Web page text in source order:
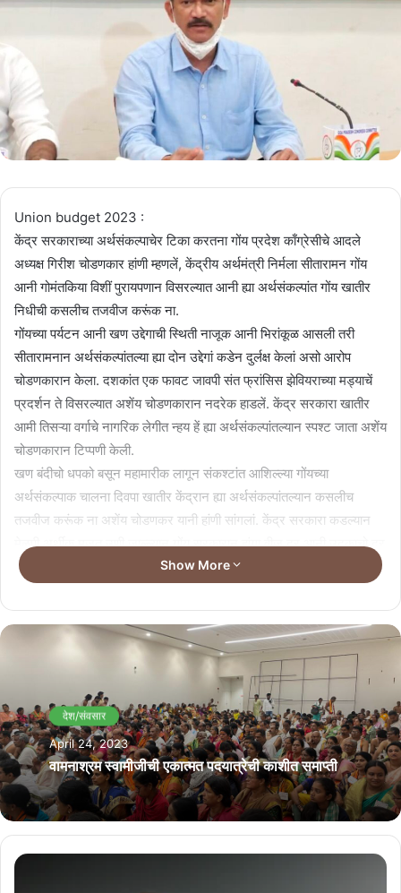
Union budget 2023 :
केंद्र सरकाराच्या अर्थसंकल्पाचेर टिका करतना गोंय प्रदेश काँग्रेसीचे आदले
अध्यक्ष गिरीश चोडणकार हांणी म्हणलें, केंद्रीय अर्थमंत्री निर्मला सीतारामन गोंय
आनी गोमंतकिया विशीं पुरायपणान विसरल्यात आनी ह्या अर्थसंकल्पांत गोंय खातीर
निधीची कसलीच तजवीज करूंक ना.
गोंयच्या पर्यटन आनी खण उद्देगाची स्थिती नाजूक आनी भिरांकूळ आसली तरी
सीतारामनान अर्थसंकल्पांतल्या ह्या दोन उद्देगां कडेन दुर्लक्ष केलां असो आरोप
चोडणकारान केला. दशकांत एक फावट जावपी संत फ्रांसिस झेवियराच्या मड्याचें
प्रदर्शन ते विसरल्यात अशेंय चोडणकारान नदरेक हाडलें. केंद्र सरकारा खातीर
आमी तिसऱ्या वर्गाचे नागरिक लेगीत न्हय हें ह्या अर्थसंकल्पांतल्यान स्पश्ट जाता अशेंय
चोडणकारान टिप्पणी केली.
खण बंदीचो धपको बसून महामारीक लागून संकश्टांत आशिल्ल्या गोंयच्या
अर्थसंकल्पाक चालना दिवपा खातीर केंद्रान ह्या अर्थसंकल्पांतल्यान कसलीच
तजवीज करूंक ना अशेंय चोडणकर यानी हांणी सांगलां. केंद्र सरकारा कडल्यान
मेळपी अर्थीक मजत उणी जाल्ल्यान गोंय सरकारान हांगा वीज दर आनी उदकाचो दर
वाडोवन लोकांक भार घालपाक सुरवात केल्या अशें चोडणकर यानी हांणी सांगलें.
आदार मेळना, देखून गोंयच्या सांस्कृतीक आनी दायज क्षेत्रांत निराशेचें वातावरण
आसा अशेंय चोडणकर यानी हांणी नदरेक हाडलें. गोंयचें दायज संवर्धन आनी
सुवाळ्या खातीर निधी दिवपाक विसरून राज्यांतल्या धर्मनिरपेक्ष लोकांक दुखापत
जाल्या आनी सरकारा कडल्यान अपमानकारक वागणूक मेळपाक लागल्या अशें
दिसूंक लागलां अशें चोडणकर यानी हांणी सांगलें केंद्र सरकार.
तशेंच राज्यांतल्या वखदां उद्देगाक केंद्रा कडल्यान मजतीची अपेक्षा आशिल्ली अशेंय
चोडणकर यानी हांणी स्पश्ट केलां
Related Articles
Show More
देश/संवसार
April 24, 2023
वामनाश्रम स्वामीजीची एकात्मत पदयात्रेची काशीत समाप्ती